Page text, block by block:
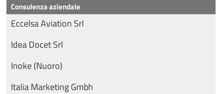
Consulenza aziendale
Eccelsa Aviation Srl
Idea Docet Srl
Inoke (Nuoro)
Italia Marketing Gmbh